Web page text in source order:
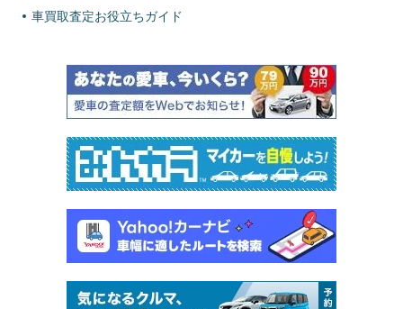
車買取査定お役立ちガイド